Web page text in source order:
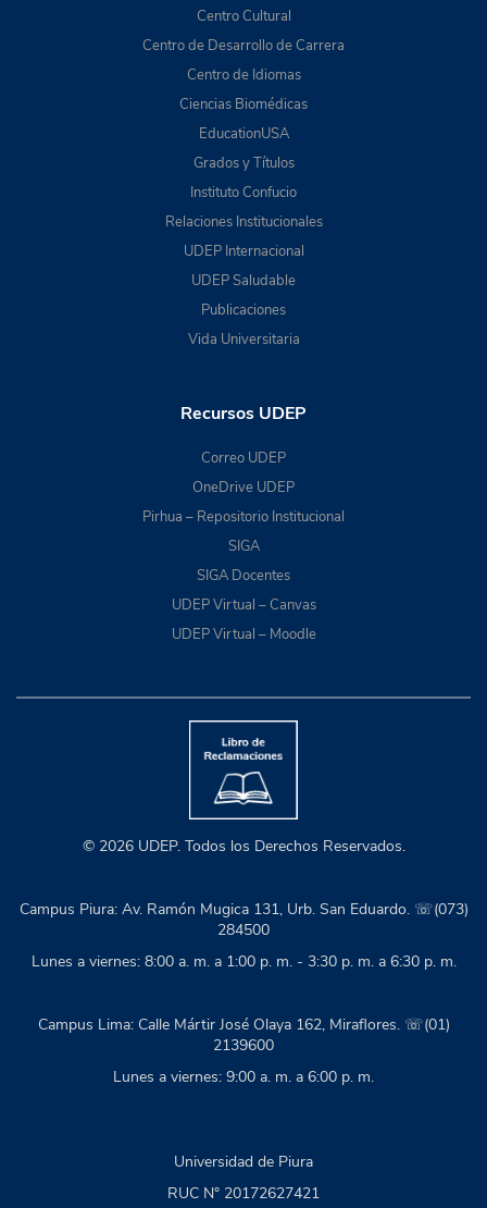
Centro Cultural
Centro de Desarrollo de Carrera
Centro de Idiomas
Ciencias Biomédicas
EducationUSA
Grados y Títulos
Instituto Confucio
Relaciones Institucionales
UDEP Internacional
UDEP Saludable
Publicaciones
Vida Universitaria
Recursos UDEP
Correo UDEP
OneDrive UDEP
Pirhua – Repositorio Institucional
SIGA
SIGA Docentes
UDEP Virtual – Canvas
UDEP Virtual – Moodle
© 2026 UDEP. Todos los Derechos Reservados.
Campus Piura: Av. Ramón Mugica 131, Urb. San Eduardo. ☏(073)
284500
Lunes a viernes: 8:00 a. m. a 1:00 p. m. - 3:30 p. m. a 6:30 p. m.
Campus Lima: Calle Mártir José Olaya 162, Miraflores. ☏(01)
2139600
Lunes a viernes: 9:00 a. m. a 6:00 p. m.
Universidad de Piura
RUC N° 20172627421